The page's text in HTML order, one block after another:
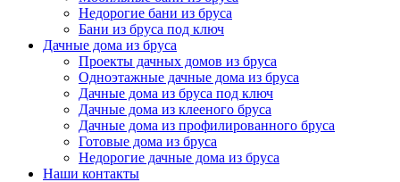
Недорогие бани из бруса
Бани из бруса под ключ
Дачные дома из бруса
Проекты дачных домов из бруса
Одноэтажные дачные дома из бруса
Дачные дома из бруса под ключ
Дачные дома из клееного бруса
Дачные дома из профилированного бруса
Готовые дома из бруса
Недорогие дачные дома из бруса
Наши контакты